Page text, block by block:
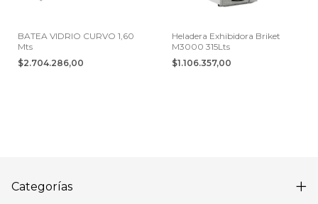
BATEA VIDRIO CURVO 1,60
Mts
$2.704.286,00
Heladera Exhibidora Briket
M3000 315Lts
$1.106.357,00
Categorías